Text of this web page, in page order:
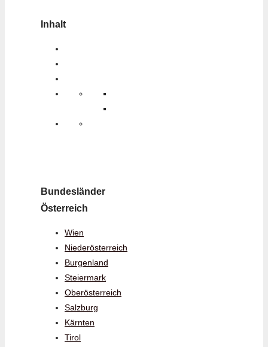
Inhalt
Bundesländer
Österreich
Wien
Niederösterreich
Burgenland
Steiermark
Oberösterreich
Salzburg
Kärnten
Tirol